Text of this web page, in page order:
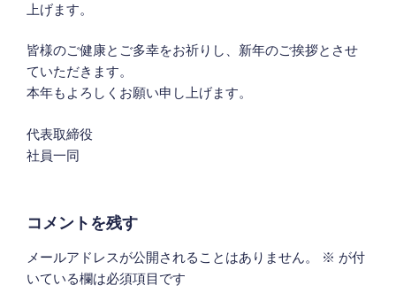
上げます。
皆様のご健康とご多幸をお祈りし、新年のご挨拶とさせ
ていただきます。
本年もよろしくお願い申し上げます。
代表取締役
社員一同
コメントを残す
メールアドレスが公開されることはありません。 ※ が付
いている欄は必須項目です